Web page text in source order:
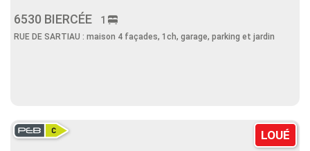
6530 BIERCÉE 1
RUE DE SARTIAU : maison 4 façades, 1ch, garage, parking et jardin
LOUÉ